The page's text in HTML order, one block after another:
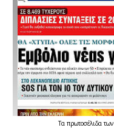
Τα πρωτοσέλιδατων